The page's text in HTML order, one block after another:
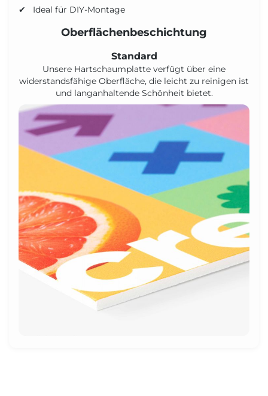
Ideal für DIY-Montage
Oberflächenbeschichtung
Standard
Unsere Hartschaumplatte verfügt über eine
widerstandsfähige Oberfläche, die leicht zu reinigen ist
und langanhaltende Schönheit bietet.